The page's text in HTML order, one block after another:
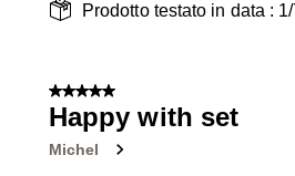
Prodotto testato in data :
5 su 5 stelle.
Happy with set
Michel